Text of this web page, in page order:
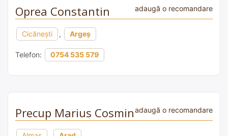
Oprea Constantin adaugă o recomandare
Cicănești , Argeș
Telefon: 0754 535 579
Precup Marius Cosminadaugă o recomandare